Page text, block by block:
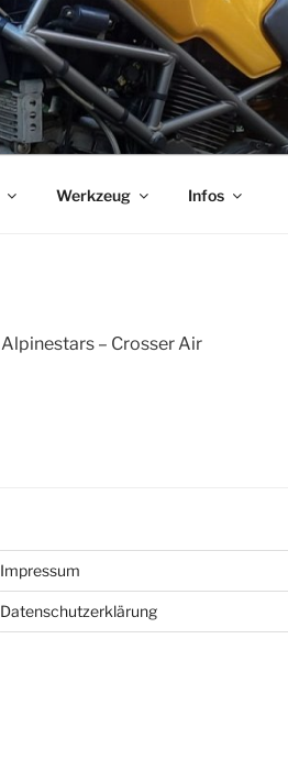
Werkzeug Infos
Alpinestars – Crosser Air
Impressum
Datenschutzerklärung